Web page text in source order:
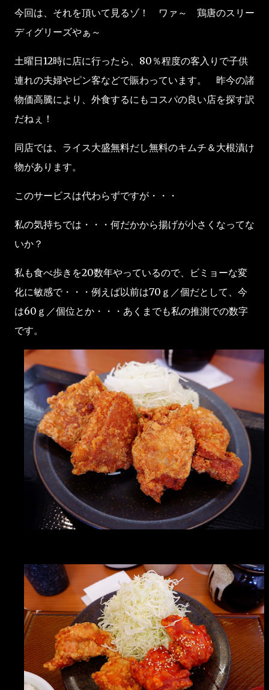
今回は、それを頂いて見るゾ！ ワァ～ 鶏唐のスリー
ディグリーズやぁ～
土曜日12時に店に行ったら、80％程度の客入りで子供
連れの夫婦やピン客などで賑わっています。 昨今の諸
物価高騰により、外食するにもコスパの良い店を探す訳
だねぇ！
同店では、ライス大盛無料だし無料のキムチ＆大根漬け
物があります。
このサービスは代わらずですが・・・
私の気持ちでは・・・何だかから揚げが小さくなってな
いか？
私も食べ歩きを20数年やっているので、ビミョーな変
化に敏感で・・・例えば以前は70ｇ／個だとして、今
は60ｇ／個位とか・・・あくまでも私の推測での数字
です。